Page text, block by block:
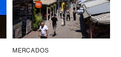
MERCADOS